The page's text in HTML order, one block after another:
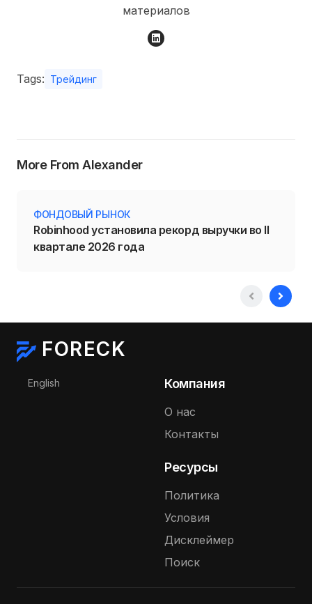
материалов
Tags: Трейдинг
More From Alexander
ФОНДОВЫЙ РЫНОК
Robinhood установила рекорд выручки во II
квартале 2026 года
FORECK
Выберите язык
English Компания
О нас
Контакты
Ресурсы
Политика
Условия
Дисклеймер
Поиск